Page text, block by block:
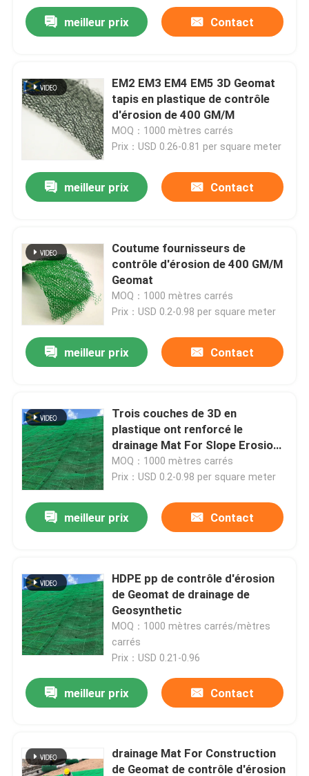
Produits
Vidéos
VR Show
Visite d'usine
Contrôle de la qualité
Contact
Géotextile Geogrid
meilleur prix Contact
EM2 EM3 EM4 EM5 3D Geomat
tapis en plastique de contrôle
d'érosion de 400 GM/M
MOQ：1000 mètres carrés
Prix：USD 0.26-0.81 per square meter
meilleur prix Contact
Coutume fournisseurs de
contrôle d'érosion de 400 GM/M
Geomat
MOQ：1000 mètres carrés
Prix：USD 0.2-0.98 per square meter
meilleur prix Contact
Trois couches de 3D en
plastique ont renforcé le
drainage Mat For Slope Erosion
Control de Geomat
MOQ：1000 mètres carrés
Prix：USD 0.2-0.98 per square meter
meilleur prix Contact
HDPE pp de contrôle d'érosion
de Geomat de drainage de
Geosynthetic
MOQ：1000 mètres carrés/mètres
carrés
Prix：USD 0.21-0.96
meilleur prix Contact
drainage Mat For Construction
de Geomat de contrôle d'érosion